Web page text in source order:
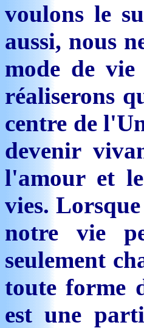
voulons le
aussi, nous
mode de vie
réaliserons
centre de
devenir
l'amour et
vies.
notre vie
seulement
toute forme
est une